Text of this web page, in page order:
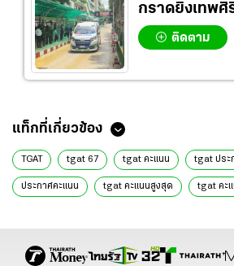
กราดยิงเทพ
ติดตาม
แท็กที่เกี่ยวข้อง
TGAT tgat 67 tgat คะแนน tgat ประ
ประกาศคะแนน tgat คะแนนสูงสุด tgat คะ